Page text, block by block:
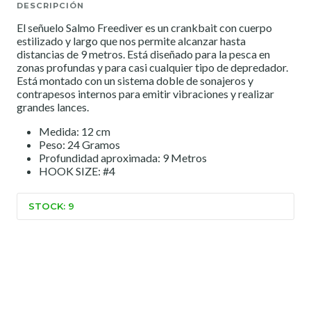
DESCRIPCIÓN
El señuelo Salmo Freediver es un crankbait con cuerpo
estilizado y largo que nos permite alcanzar hasta
distancias de 9 metros. Está diseñado para la pesca en
zonas profundas y para casi cualquier tipo de depredador.
Está montado con un sistema doble de sonajeros y
contrapesos internos para emitir vibraciones y realizar
grandes lances.
Medida: 12 cm
Peso: 24 Gramos
Profundidad aproximada: 9 Metros
HOOK SIZE: #4
STOCK: 9